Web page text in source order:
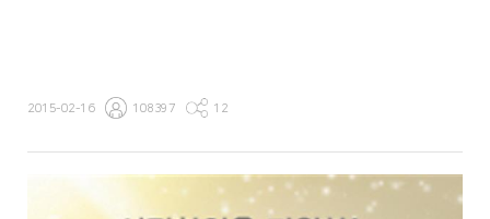
2015-02-16 108397 12